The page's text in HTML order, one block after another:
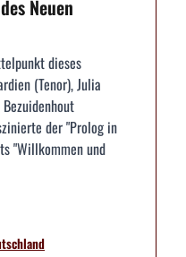
Neuen
dieses
(Tenor), Julia
der "Prolog in
"Willkommen und